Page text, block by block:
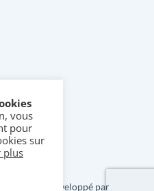
& BD • Développé par
vous
pour
sur
plus